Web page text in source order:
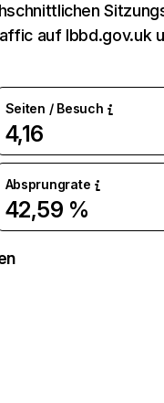
auf lbbd.gov.uk
Seiten / Besuch
4,16
Absprungrate
42,59 %